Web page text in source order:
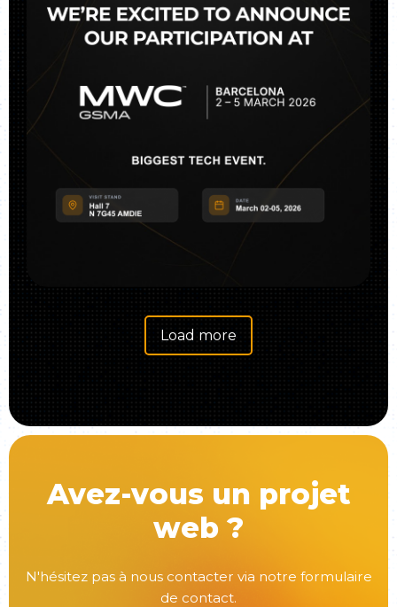
Load more
Avez-vous un projet
web ?
N'hésitez pas à nous contacter via notre formulaire
de contact.